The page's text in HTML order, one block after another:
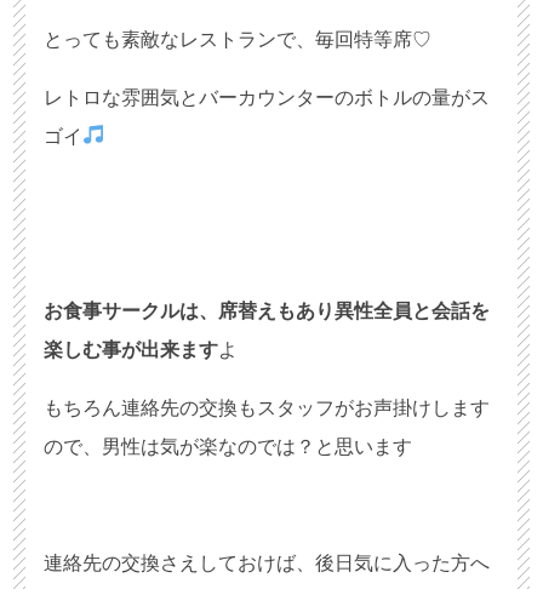
とっても素敵なレストランで、毎回特等席♡
レトロな雰囲気とバーカウンターのボトルの量がス
ゴイ
お食事サークルは、席替えもあり異性全員と会話を
楽しむ事が出来ますよ
もちろん連絡先の交換もスタッフがお声掛けします
ので、男性は気が楽なのでは？と思います
連絡先の交換さえしておけば、後日気に入った方へ